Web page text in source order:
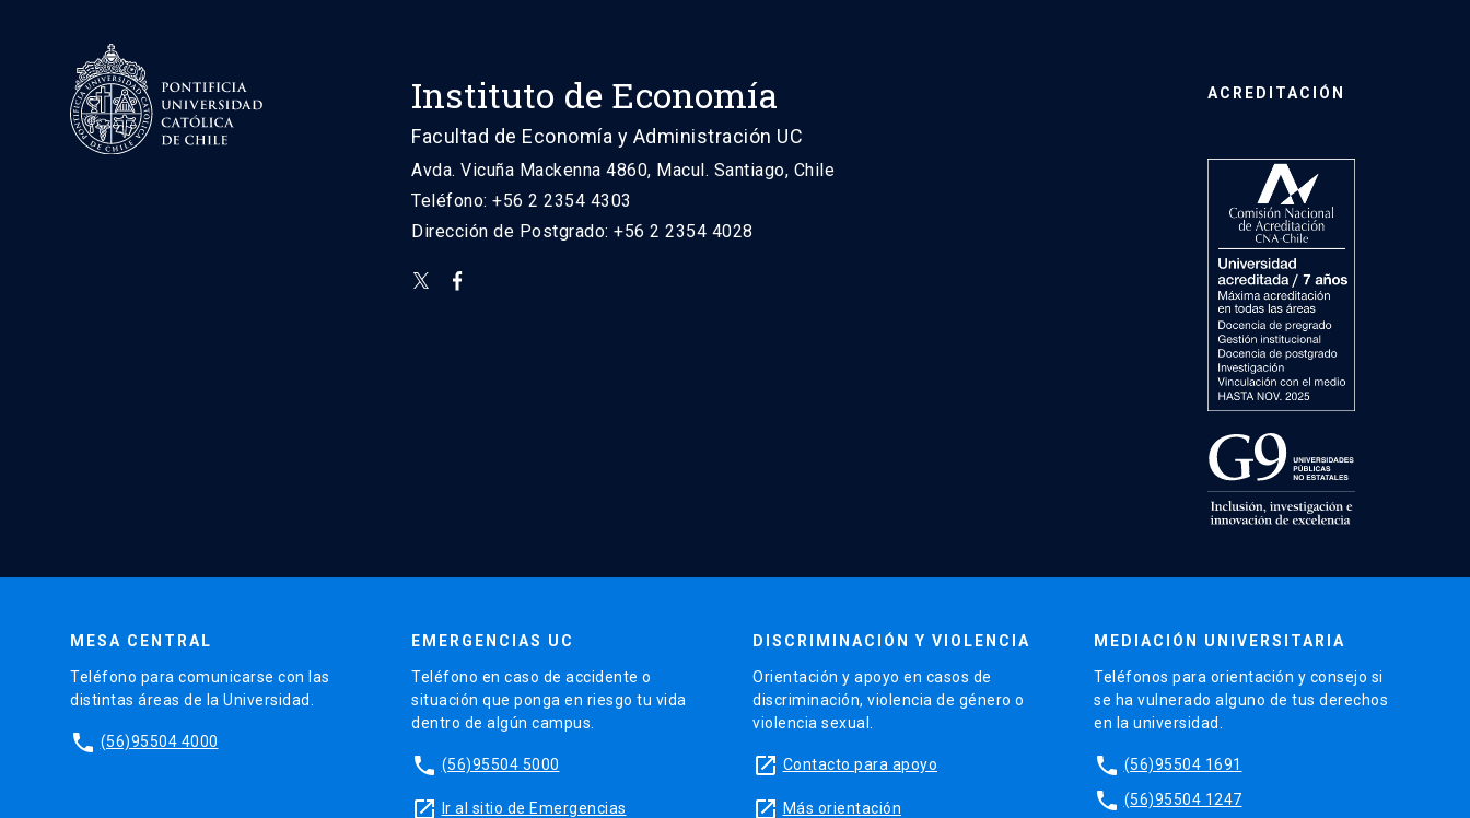
Instituto de Economía
Facultad de Economía y Administración UC
Avda. Vicuña Mackenna 4860, Macul. Santiago, Chile
Teléfono: +56 2 2354 4303
Dirección de Postgrado: +56 2 2354 4028
ACREDITACIÓN
MESA CENTRAL
Teléfono para comunicarse con las
distintas áreas de la Universidad.
phone (56)95504 4000
EMERGENCIAS UC
Teléfono en caso de accidente o
situación que ponga en riesgo tu vida
dentro de algún campus.
phone (56)95504 5000
launch Ir al sitio de Emergencias
DISCRIMINACIÓN Y VIOLENCIA
Orientación y apoyo en casos de
discriminación, violencia de género o
violencia sexual.
launch Contacto para apoyo
launch Más orientación
MEDIACIÓN UNIVERSITARIA
Teléfonos para orientación y consejo si
se ha vulnerado alguno de tus derechos
en la universidad.
phone (56)95504 1691
phone (56)95504 1247